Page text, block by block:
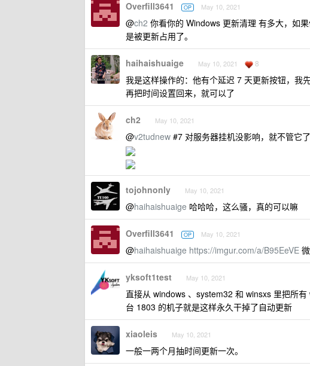
Overfill3641 OP May 10, 2021
@ch2 你看你的 Windows 更新清理 有多大，如
是被更新占用了。
haihaishuaige May 10, 2021 8
我是这样操作的：他有个延迟 7 天更新按钮，我
再把时间设置回来，就可以了
ch2 May 10, 2021
@v2tudnew #7 对服务器挂机没影响，就不管它了
tojohnonly May 10, 2021
@haihaishuaige 哈哈哈，这么骚，真的可以嘛
Overfill3641 OP May 10, 2021
@haihaishuaige https://imgur.com/a/B95EeVE
yksoft1test May 10, 2021
直接从 windows 、system32 和 winsxs 里把所
台 1803 的机子就是这样永久干掉了自动更新
xiaoleis May 10, 2021
一般一两个月抽时间更新一次。